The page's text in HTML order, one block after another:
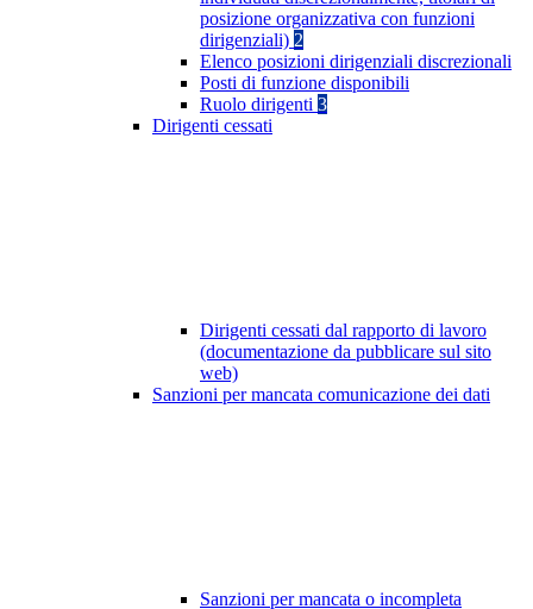
posizione organizzativa con funzioni
dirigenziali) 2
Elenco posizioni dirigenziali discrezionali
Posti di funzione disponibili
Ruolo dirigenti 3
Dirigenti cessati
Dirigenti cessati dal rapporto di lavoro
(documentazione da pubblicare sul sito
web)
Sanzioni per mancata comunicazione dei dati
Sanzioni per mancata o incompleta